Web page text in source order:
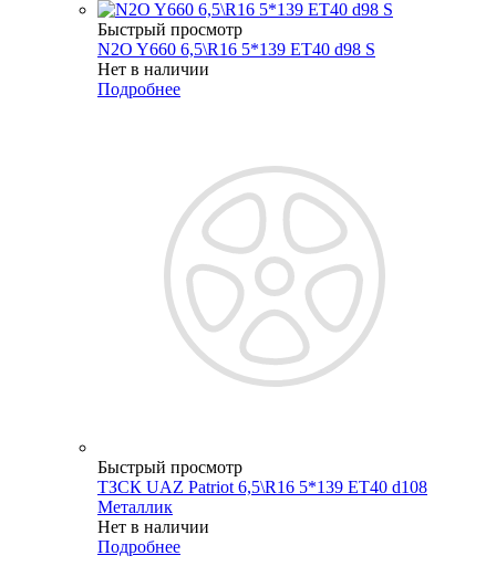
Быстрый просмотр
N2O Y660 6,5\R16 5*139 ET40 d98 S
Нет в наличии
Подробнее
Быстрый просмотр
ТЗСК UAZ Patriot 6,5\R16 5*139 ET40 d108
Металлик
Нет в наличии
Подробнее